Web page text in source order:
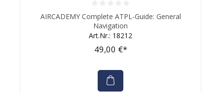
Durchschnittliche Bewertung von 0 von 5 Sternen
AIRCADEMY Complete ATPL-Guide: General
Navigation
Art.Nr.: 18212
49,00 €*